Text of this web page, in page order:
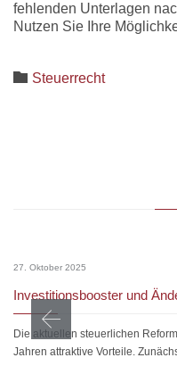
fehlenden Unterlagen
Nutzen Sie Ihre
 Category
Steuerrecht
27. Oktober 2025
Investitionsbooster und
Die aktuellen steuerlichen
Jahren attraktive Vorteile.